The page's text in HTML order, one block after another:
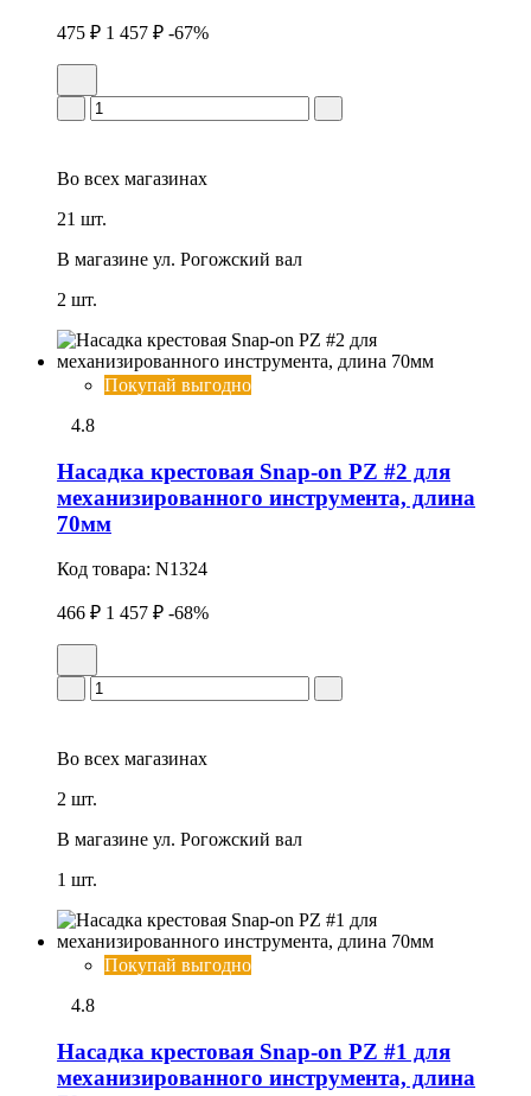
475 ₽ 1 457 ₽ -67%
Во всех магазинах
21 шт.
В магазине ул. Рогожский вал
2 шт.
Покупай выгодно
4.8
Насадка крестовая Snap-on PZ #2 для
механизированного инструмента, длина
70мм
Код товара: N1324
466 ₽ 1 457 ₽ -68%
Во всех магазинах
2 шт.
В магазине ул. Рогожский вал
1 шт.
Покупай выгодно
4.8
Насадка крестовая Snap-on PZ #1 для
механизированного инструмента, длина